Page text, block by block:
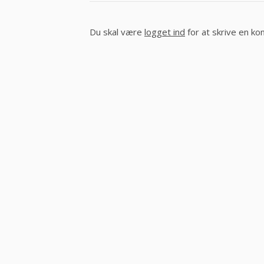
Du skal være logget ind for at skrive en